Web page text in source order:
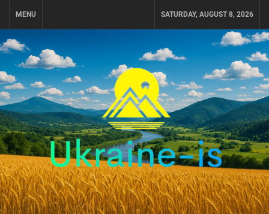
MENU SATURDAY, AUGUST 8, 2026
UKRAINE-IS
ПОДОРОЖI ПО УКРАЇНІ